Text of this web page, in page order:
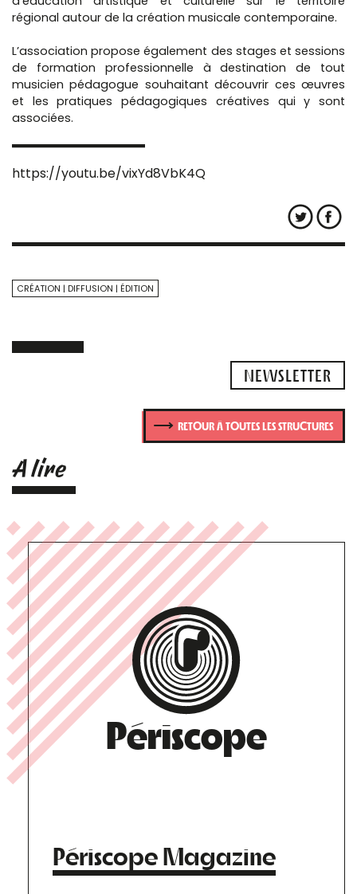
régional autour de la création musicale contemporaine.
L’association propose également des stages et sessions
de formation professionnelle à destination de tout
musicien pédagogue souhaitant découvrir ces œuvres
et les pratiques pédagogiques créatives qui y sont
associées.
https://youtu.be/vixYd8VbK4Q
CRÉATION DIFFUSION ÉDITION
NEWSLETTER
RETOUR À TOUTES LES STRUCTURES
A lire
Périscope
Périscope Magazine